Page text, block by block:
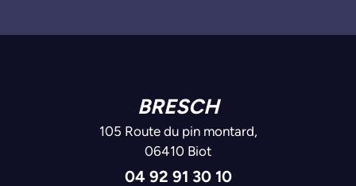
BRESCH
105 Route du pin montard,
06410 Biot
04 92 91 30 10